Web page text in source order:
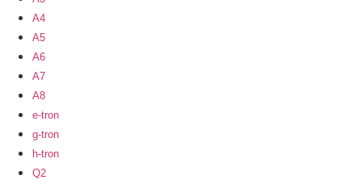
A4
A5
A6
A7
A8
e-tron
g-tron
h-tron
Q2